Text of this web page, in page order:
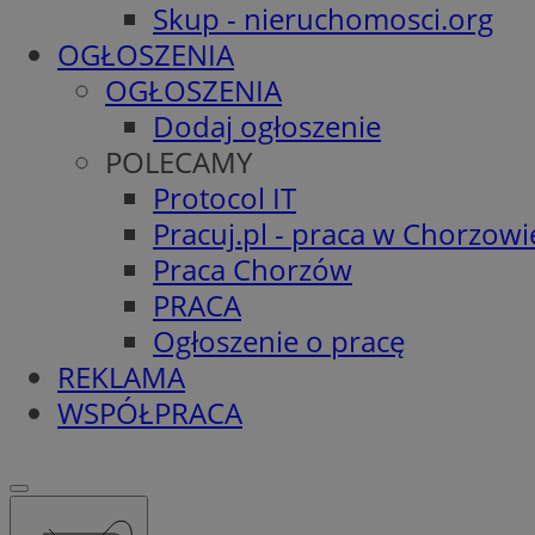
Skup - nieruchomosci.org
OGŁOSZENIA
OGŁOSZENIA
Dodaj ogłoszenie
POLECAMY
Protocol IT
Pracuj.pl - praca w
Praca Chorzów
PRACA
Ogłoszenie o pracę
REKLAMA
WSPÓŁPRACA